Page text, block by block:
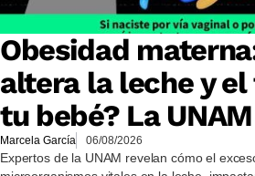
Obesidad
altera la leche y
tu bebé? La
Marcela García 06/08/2026
Expertos de la UNAM revelan cómo el